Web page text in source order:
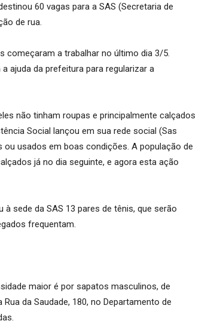
60 vagas para a SAS (Secretaria de
de rua.
começaram a trabalhar no último dia 3/5.
ajuda da prefeitura para regularizar a
não tinham roupas e principalmente calçados
Social lançou em sua rede social (Sas
usados em boas condições. A população de
já no dia seguinte, e agora esta ação
sede da SAS 13 pares de tênis, que serão
frequentam.
maior é por sapatos masculinos, de
da Saudade, 180, no Departamento de